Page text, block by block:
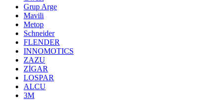
Grup Arge
Mavili
Metop
Schneider
FLENDER
INNOMOTICS
ZAZU
ZİGAR
LOSPAR
ALCU
3M